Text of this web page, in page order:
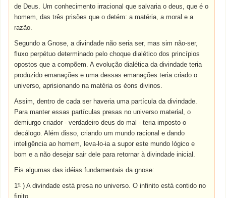
de Deus. Um conhecimento irracional que salvaria o deus, que é o
homem, das três prisões que o detém: a matéria, a moral e a
razão.
Segundo a Gnose, a divindade não seria ser, mas sim não-ser,
fluxo perpétuo determinado pelo choque dialético dos princípios
opostos que a compõem. A evolução dialética da divindade teria
produzido emanações e uma dessas emanações teria criado o
universo, aprisionando na matéria os éons divinos.
Assim, dentro de cada ser haveria uma partícula da divindade.
Para manter essas partículas presas no universo material, o
demiurgo criador - verdadeiro deus do mal - teria imposto o
decálogo. Além disso, criando um mundo racional e dando
inteligência ao homem, leva-lo-ia a supor este mundo lógico e
bom e a não desejar sair dele para retornar à divindade inicial.
Eis algumas das idéias fundamentais da gnose:
1o) A divindade está presa no universo. O infinito está contido no
finito.